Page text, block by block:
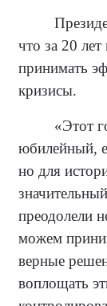
что за 20 лет
принимать
кризисы.
«Этот
юбилейный,
но для
преодолели
можем
верные
воплощать